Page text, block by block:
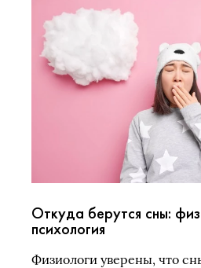
Откуда берутся сны:
психология
Физиологи уверены, что